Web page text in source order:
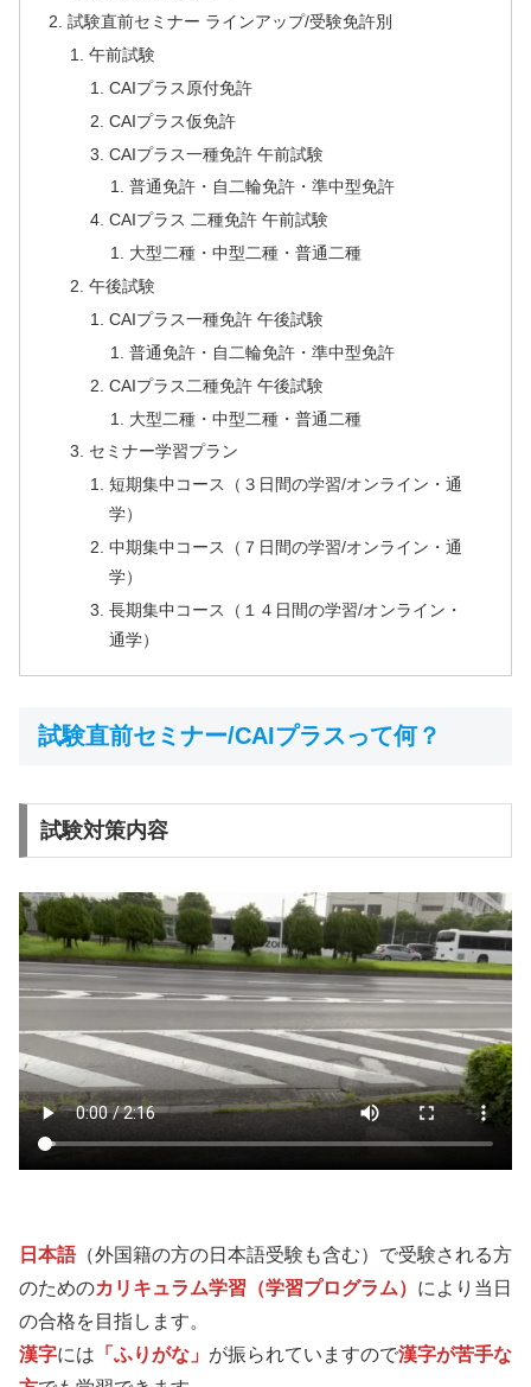
試験直前セミナー ラインアップ/受験免許別
午前試験
CAIプラス原付免許
CAIプラス仮免許
CAIプラス一種免許 午前試験
普通免許・自二輪免許・準中型免許
CAIプラス 二種免許 午前試験
大型二種・中型二種・普通二種
午後試験
CAIプラス一種免許 午後試験
普通免許・自二輪免許・準中型免許
CAIプラス二種免許 午後試験
大型二種・中型二種・普通二種
セミナー学習プラン
短期集中コース（３日間の学習/オンライン・通
学）
中期集中コース（７日間の学習/オンライン・通
学）
長期集中コース（１４日間の学習/オンライン・
通学）
試験直前セミナー/CAIプラスって何？
試験対策内容
日本語（外国籍の方の日本語受験も含む）で受験される方
のためのカリキュラム学習（学習プログラム） により当日
の合格を目指します。
漢字には 「ふりがな」 が振られていますので漢字が苦手な